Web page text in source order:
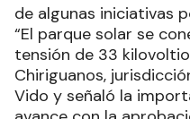
de algunas iniciativas
“El parque solar se
tensión de 33
Chiriguanos,
Vido y señaló la